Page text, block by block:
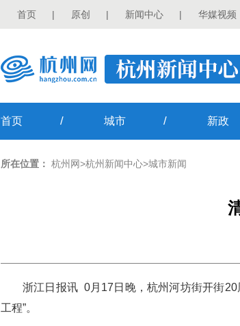
首页 | 原创 | 新闻中心 | 华媒视频
首页 / 城市 / 新政
所在位置： 杭州网>杭州新闻中心>城市新闻
浙江日报讯 0月17日晚，杭州河坊街开街
工程”。